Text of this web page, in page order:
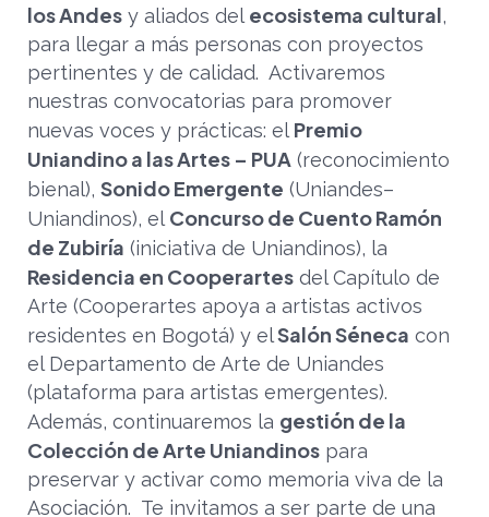
los Andes y aliados del ecosistema cultural,
para llegar a más personas con proyectos
pertinentes y de calidad. Activaremos
nuestras convocatorias para promover
nuevas voces y prácticas: el Premio
Uniandino a las Artes – PUA (reconocimiento
bienal), Sonido Emergente (Uniandes–
Uniandinos), el Concurso de Cuento Ramón
de Zubiría (iniciativa de Uniandinos), la
Residencia en Cooperartes del Capítulo de
Arte (Cooperartes apoya a artistas activos
residentes en Bogotá) y elSalón Séneca con
el Departamento de Arte de Uniandes
(plataforma para artistas emergentes).
Además, continuaremos la gestión de la
Colección de Arte Uniandinos para
preservar y activar como memoria viva de la
Asociación. Te invitamos a ser parte de una